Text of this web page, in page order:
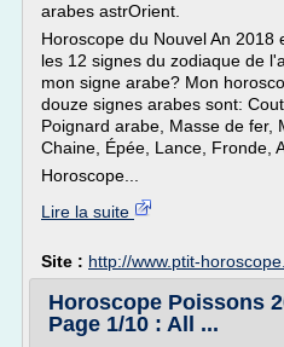
arabes astrOrient.
Horoscope du Nouvel An
les 12 signes du zodiaque de
mon signe arabe? Mon
douze signes arabes sont:
Poignard arabe, Masse de fer,
Chaine, Épée, Lance, Fronde,
Horoscope...
Lire la suite
Site : http://www.ptit-
Horoscope Poissons
Page 1/10 : All ...